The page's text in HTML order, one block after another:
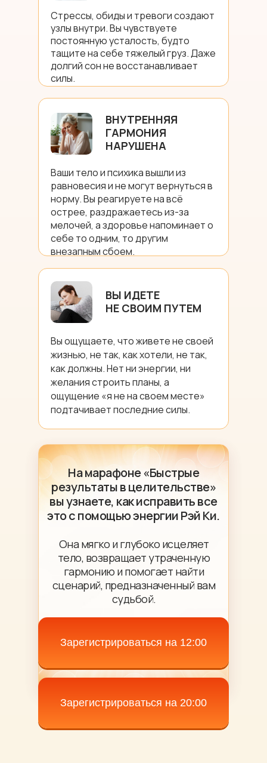
ВНУТРЕННЯЯ
ГАРМОНИЯ
НАРУШЕНА
ВЫ ИДЕТЕ
НЕ СВОИМ ПУТЕМ
Стрессы, обиды и тревоги создают
узлы внутри. Вы чувствуете
постоянную усталость, будто
тащите на себе тяжелый груз. Даже
долгий сон не восстанавливает
силы.
Ваши тело и психика вышли из
равновесия и не могут вернуться в
норму. Вы реагируете на всё
острее, раздражаетесь из-за
мелочей, а здоровье напоминает о
себе то одним, то другим
внезапным сбоем.
Вы ощущаете, что живете не своей
жизнью, не так, как хотели, не так,
как должны. Нет ни энергии, ни
желания строить планы, а
ощущение «я не на своем месте»
подтачивает последние силы.
Зарегистрироваться на 20:00
Зарегистрироваться на 12:00
На марафоне «Быстрые
результаты в целительстве»
вы узнаете, как исправить все
это с помощью энергии Рэй Ки.
Она мягко и глубоко исцеляет
тело, возвращает утраченную
гармонию и помогает найти
сценарий, предназначенный вам
судьбой.